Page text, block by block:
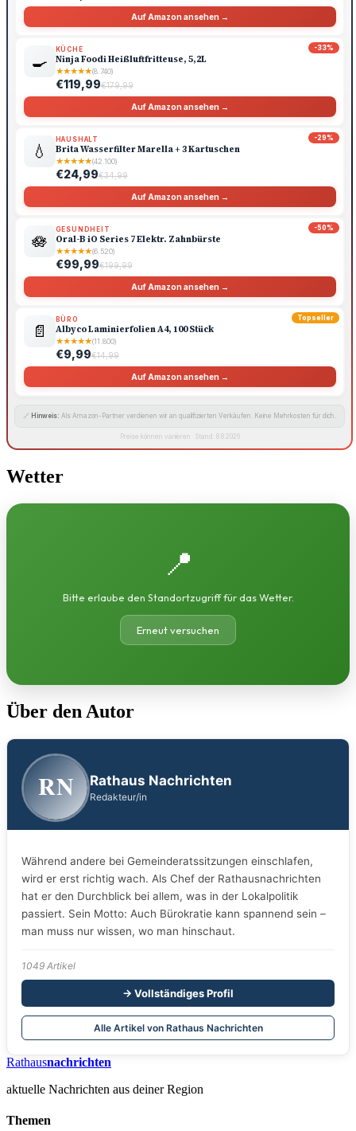
Auf Amazon ansehen →
-33%
🍳
KÜCHE
Ninja Foodi Heißluftfritteuse, 5,2L
★★★★★(8.740)
€119,99€179,99
Auf Amazon ansehen →
-29%
💧
HAUSHALT
Brita Wasserfilter Marella + 3 Kartuschen
★★★★★(42.100)
€24,99€34,99
Auf Amazon ansehen →
-50%
🪷
GESUNDHEIT
Oral-B iO Series 7 Elektr. Zahnbürste
★★★★★(6.520)
€99,99€199,99
Auf Amazon ansehen →
Topseller
📄
BÜRO
Albyco Laminierfolien A4, 100 Stück
★★★★★(11.800)
€9,99€14,99
Auf Amazon ansehen →
🔗 Hinweis: Als Amazon-Partner verdienen wir an qualifizierten Verkäufen. Keine Mehrkosten für dich.
Preise können variieren · Stand: 8.8.2026
Wetter
📍
Bitte erlaube den Standortzugriff für das Wetter.
Erneut versuchen
Über den Autor
RN Rathaus Nachrichten
Redakteur/in
Während andere bei Gemeinderatssitzungen einschlafen,
wird er erst richtig wach. Als Chef der Rathausnachrichten
hat er den Durchblick bei allem, was in der Lokalpolitik
passiert. Sein Motto: Auch Bürokratie kann spannend sein –
man muss nur wissen, wo man hinschaut.
1049 Artikel
→ Vollständiges Profil
Alle Artikel von Rathaus Nachrichten
Rathausnachrichten
aktuelle Nachrichten aus deiner Region
Themen